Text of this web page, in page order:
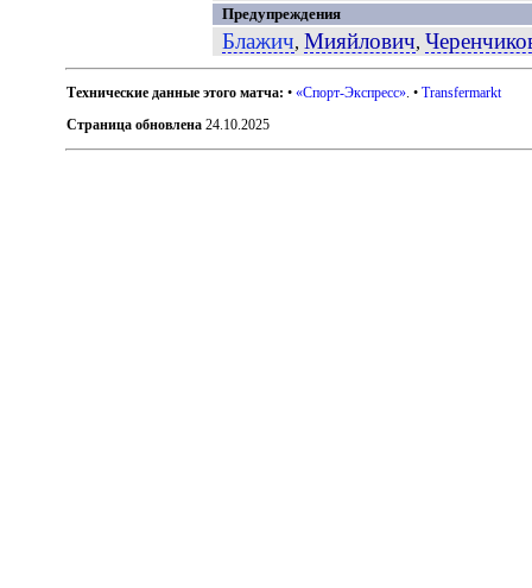
Предупреждения
Блажич, Мияйлович,
Технические данные этого матча: •«Спорт-Экспресс». •Transfermarkt
Страница обновлена 24.10.2025